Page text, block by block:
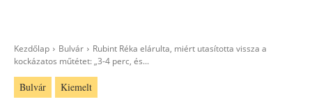
Kezdőlap Bulvár
Rubint Réka elárulta, miért utasította vissza a
kockázatos műtétet: „3-4 perc, és...
Bulvár Kiemelt